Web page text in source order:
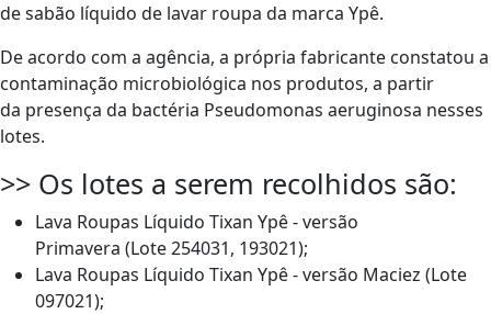
de sabão líquido de lavar roupa da marca Ypê.
De acordo com a agência, a própria fabricante constatou a
contaminação microbiológica nos produtos, a partir
da presença da bactéria Pseudomonas aeruginosa nesses
lotes.
>> Os lotes a serem recolhidos são:
Lava Roupas Líquido Tixan Ypê - versão
Primavera (Lote 254031, 193021);
Lava Roupas Líquido Tixan Ypê - versão Maciez (Lote
097021);